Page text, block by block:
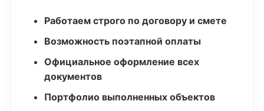
Работаем строго по договору и смете
Возможность поэтапной оплаты
Официальное оформление всех
документов
Портфолио выполненных объектов